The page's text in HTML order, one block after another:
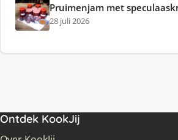
Pruimenjam met
28 juli 2026
Ontdek KookJij